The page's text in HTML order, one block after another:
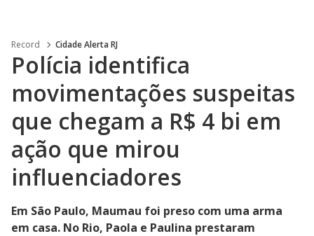
Record Cidade Alerta RJ
Polícia identifica
movimentações suspeitas
que chegam a R$ 4 bi em
ação que mirou
influenciadores
Em São Paulo, Maumau foi preso com uma arma
em casa. No Rio, Paola e Paulina prestaram